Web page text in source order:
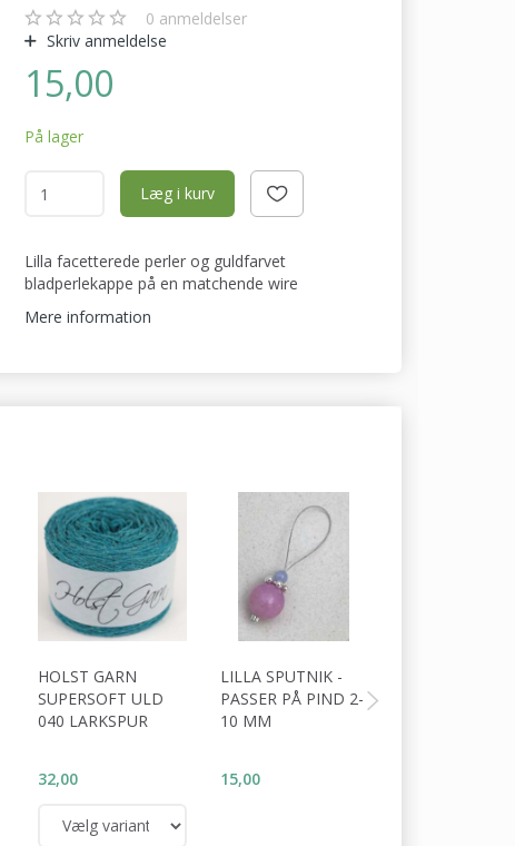
0 anmeldelser
Skriv anmeldelse
15,00
På lager
Læg i kurv
Lilla facetterede perler og guldfarvet
bladperlekappe på en matchende wire
Mere information
HOLST GARN
SUPERSOFT ULD
040 LARKSPUR
32,00
LILLA SPUTNIK -
PASSER PÅ PIND 2-
10 MM
15,00